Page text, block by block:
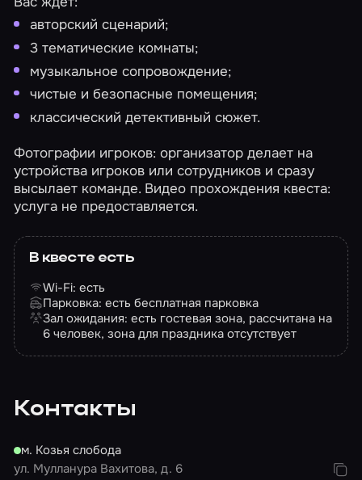
авторский сценарий;
3 тематические комнаты;
музыкальное сопровождение;
чистые и безопасные помещения;
классический детективный сюжет.
Фотографии игроков: организатор делает на
устройства игроков или сотрудников и сразу
высылает команде. Видео прохождения квеста:
услуга не предоставляется.
В квесте есть
Wi-Fi: есть
Парковка: есть бесплатная парковка
Зал ожидания: есть гостевая зона, рассчитана на
6 человек, зона для праздника отсутствует
Контакты
м. Козья слобода
ул. Мулланура Вахитова, д. 6